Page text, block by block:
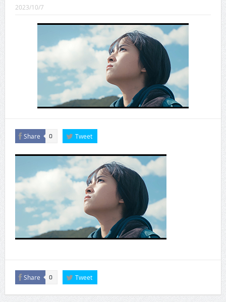
CINEMA×STYLE 287号
CINEMA×STYLE 286号
CINEMA×STYLE 285号
CINEMA×STYLE 294号
2023/10/7
Share 0 Tweet
Share 0 Tweet